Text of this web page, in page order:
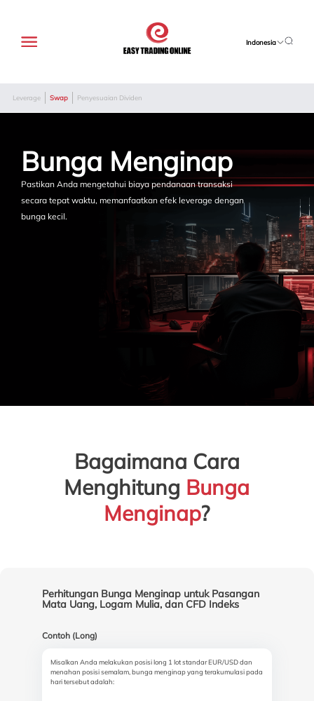
Indonesia
Leverage Swap Penyesuaian Dividen
Bunga Menginap
Pastikan Anda mengetahui biaya pendanaan transaksi
secara tepat waktu, memanfaatkan efek leverage dengan
bunga kecil.
Bagaimana Cara
Menghitung Bunga
Menginap?
Perhitungan Bunga Menginap untuk Pasangan
Mata Uang, Logam Mulia, dan CFD Indeks
Contoh (Long)
Misalkan Anda melakukan posisi long 1 lot standar EUR/USD dan
menahan posisi semalam, bunga menginap yang terakumulasi pada
hari tersebut adalah: